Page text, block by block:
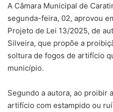
A Câmara Municipal de
segunda-feira, 02, aprovou
Projeto de Lei 13/2025, de
Silveira, que propõe a
soltura de fogos de artifício
município.
Segundo a autora, ao proibir
artifício com estampido ou